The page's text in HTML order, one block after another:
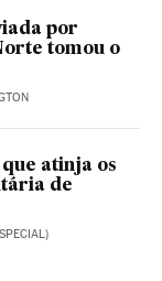
por
tomou o
atinja os
de